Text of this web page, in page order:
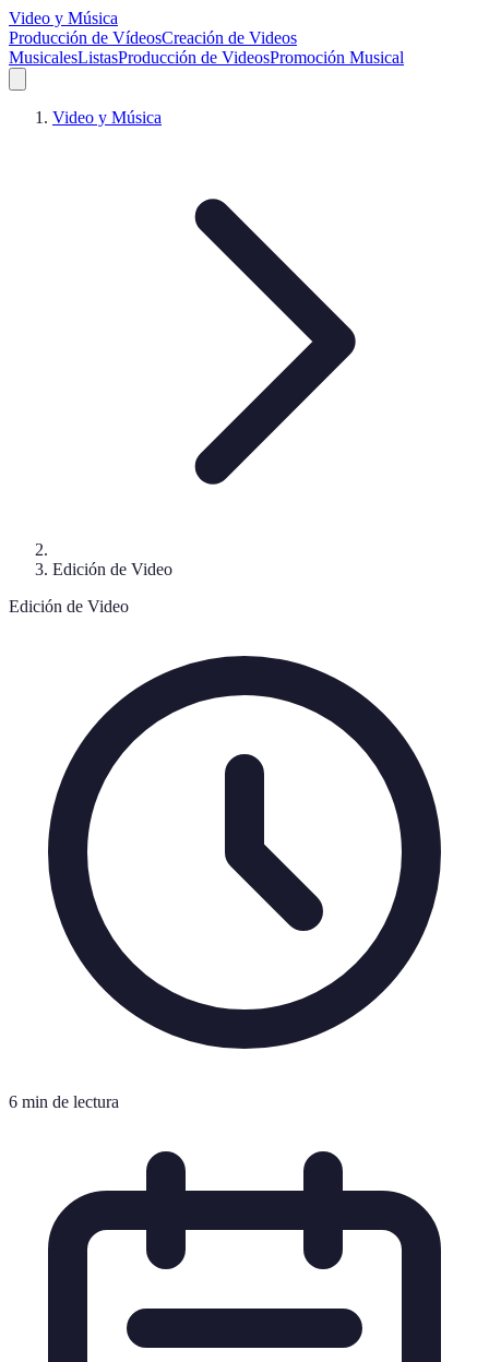
Video y Música
Producción de VídeosCreación de Videos
MusicalesListasProducción de VideosPromoción Musical
Video y Música
Edición de Video
Edición de Video
6 min de lectura